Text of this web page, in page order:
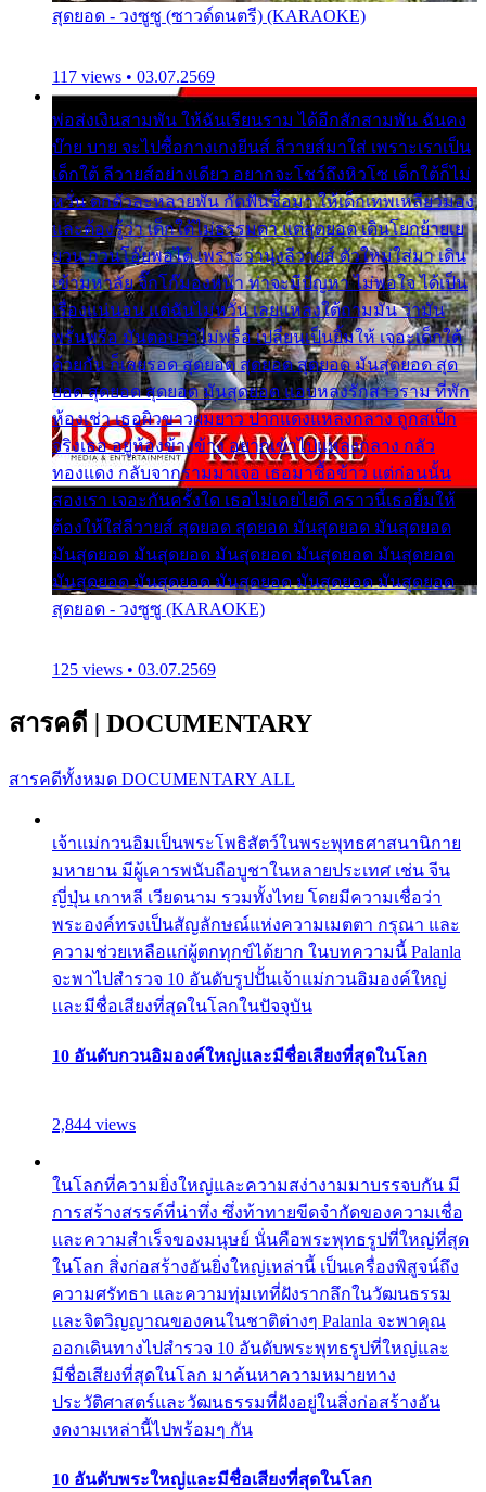
สุดยอด - วงซูซู (ซาวด์ดนตรี) (KARAOKE)
117 views • 03.07.2569
พ่อส่งเงินสามพัน ให้ฉันเรียนราม ได้อีกสักสามพัน ฉันคง
บ๊าย บาย จะไปซื้อกางเกงยีนส์ ลีวายส์มาใส่ เพราะเราเป็น
เด็กใต้ ลีวายส์อย่างเดียว อยากจะโชว์ถึงหิวโซ เด็กใต้ก็ไม่
หวั่น ตกตัวละหลายพัน กัดฟันซื้อมา ให้เด็กเทพเหลียวมอง
และต้องรู้ว่า เด็กใต้ไม่ธรรมดา แต่สุดยอด เดินโยกย้ายเย
ยวน กวนโอ๊ยพอได้ เพราะว่านุ่งลีวายส์ ตัวใหม่ใส่มา เดิน
เข้ามหาลัย จิ๊กโก๊มองหน้า ท่าจะมีปัญหา ไม่พอใจ ได้เป็น
เรื่องแน่นอน แต่ฉันไม่หวั่น เลยแหลงใต้ถามมัน ว่ามัน
พรั่นพรือ มันตอบว่าไม่พรื่อ เปลี่ยนเป็นยิ้มให้ เจอะเด็กใต้
ด้วยกัน ก็เลยรอด สุดยอด สุดยอด สุดยอด มันสุดยอด สุด
ยอด สุดยอด สุดยอด มันสุดยอด แอบหลงรักสาวราม ที่พัก
ห้องเช่า เธอผิวขาวผมยาว ปากแดงแหลงกลาง ถูกสเป็ก
จริงเธอ อยู่ห้องข้างข้าง อยากเข้าไปแหลงกลาง กลัว
ทองแดง กลับจากรามมาเจอ เธอมาซื้อข้าว แต่ก่อนนั้น
สองเรา เจอะกันครั้งใด เธอไม่เคยไยดี คราวนี้เธอยิ้มให้
ต้องให้ใส่ลีวายส์ สุดยอด สุดยอด มันสุดยอด มันสุดยอด
มันสุดยอด มันสุดยอด มันสุดยอด มันสุดยอด มันสุดยอด
มันสุดยอด มันสุดยอด มันสุดยอด มันสุดยอด มันสุดยอด
สุดยอด - วงซูซู (KARAOKE)
125 views • 03.07.2569
สารคดี | DOCUMENTARY
สารคดีทั้งหมด DOCUMENTARY ALL
เจ้าแม่กวนอิมเป็นพระโพธิสัตว์ในพระพุทธศาสนานิกาย
มหายาน มีผู้เคารพนับถือบูชาในหลายประเทศ เช่น จีน
ญี่ปุ่น เกาหลี เวียดนาม รวมทั้งไทย โดยมีความเชื่อว่า
พระองค์ทรงเป็นสัญลักษณ์แห่งความเมตตา กรุณา และ
ความช่วยเหลือแก่ผู้ตกทุกข์ได้ยาก ในบทความนี้ Palanla
จะพาไปสำรวจ 10 อันดับรูปปั้นเจ้าแม่กวนอิมองค์ใหญ่
และมีชื่อเสียงที่สุดในโลกในปัจจุบัน
10 อันดับกวนอิมองค์ใหญ่และมีชื่อเสียงที่สุดในโลก
2,844 views
ในโลกที่ความยิ่งใหญ่และความสง่างามมาบรรจบกัน มี
การสร้างสรรค์ที่น่าทึ่ง ซึ่งท้าทายขีดจำกัดของความเชื่อ
และความสำเร็จของมนุษย์ นั่นคือพระพุทธรูปที่ใหญ่ที่สุด
ในโลก สิ่งก่อสร้างอันยิ่งใหญ่เหล่านี้ เป็นเครื่องพิสูจน์ถึง
ความศรัทธา และความทุ่มเทที่ฝังรากลึกในวัฒนธรรม
และจิตวิญญาณของคนในชาติต่างๆ Palanla จะพาคุณ
ออกเดินทางไปสำรวจ 10 อันดับพระพุทธรูปที่ใหญ่และ
มีชื่อเสียงที่สุดในโลก มาค้นหาความหมายทาง
ประวัติศาสตร์และวัฒนธรรมที่ฝังอยู่ในสิ่งก่อสร้างอัน
งดงามเหล่านี้ไปพร้อมๆ กัน
10 อันดับพระใหญ่และมีชื่อเสียงที่สุดในโลก